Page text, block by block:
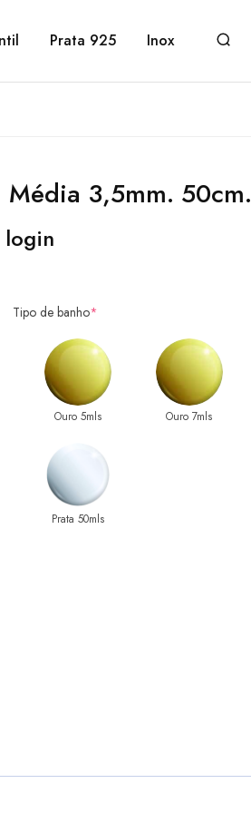
Prata 925 Inox
3,5mm. 50cm.
login
Tipo de banho*
Ouro 5mls Ouro 7mls
Prata 50mls